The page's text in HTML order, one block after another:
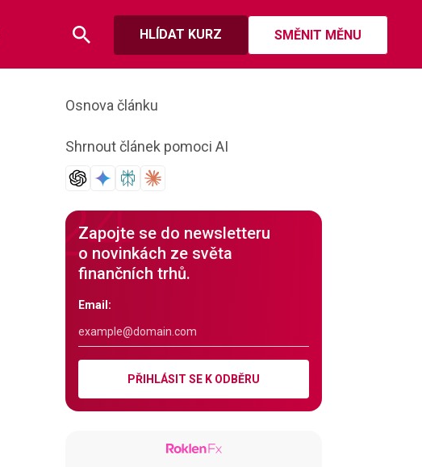
HLÍDAT KURZ SMĚNIT MĚNU
Osnova článku
Shrnout článek pomoci AI
Zapojte se do newsletteru
o novinkách ze světa
finančních trhů.
Email:
PŘIHLÁSIT SE K ODBĚRU